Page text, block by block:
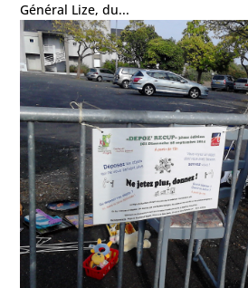
Général Lize, du...